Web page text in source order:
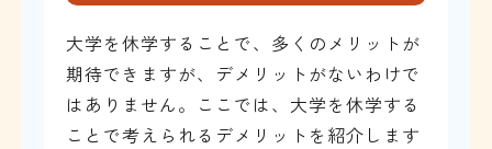
大学を休学することで、多くのメリットが
期待できますが、デメリットがないわけで
はありません。ここでは、大学を休学する
ことで考えられるデメリットを紹介します